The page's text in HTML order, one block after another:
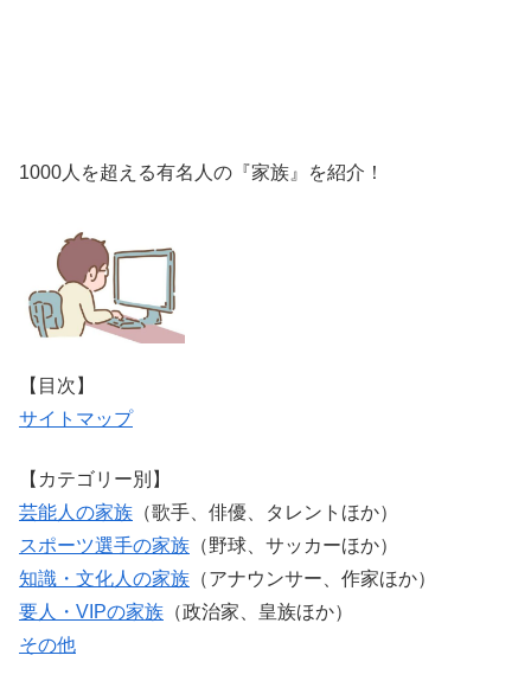
1000人を超える有名人の『家族』を紹介！
【目次】
サイトマップ
【カテゴリー別】
芸能人の家族 （歌手、俳優、タレントほか）
スポーツ選手の家族 （野球、サッカーほか）
知識・文化人の家族 （アナウンサー、作家ほか）
要人・VIPの家族 （政治家、皇族ほか）
その他